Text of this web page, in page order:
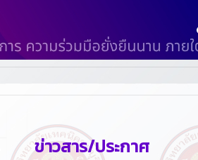
ข่าวสาร/ประกาศ